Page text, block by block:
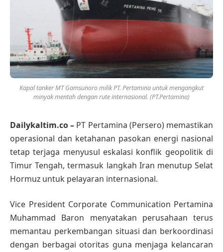
Kapal tanker MT Gamsunoro milik PT. Pertamina untuk mengangkut
minyak mentah dengan rute internasional. (PT.Pertamina)
Dailykaltim.co – PT Pertamina (Persero) memastikan
operasional dan ketahanan pasokan energi nasional
tetap terjaga menyusul eskalasi konflik geopolitik di
Timur Tengah, termasuk langkah Iran menutup Selat
Hormuz untuk pelayaran internasional.
Vice President Corporate Communication Pertamina
Muhammad Baron menyatakan perusahaan terus
memantau perkembangan situasi dan berkoordinasi
dengan berbagai otoritas guna menjaga kelancaran